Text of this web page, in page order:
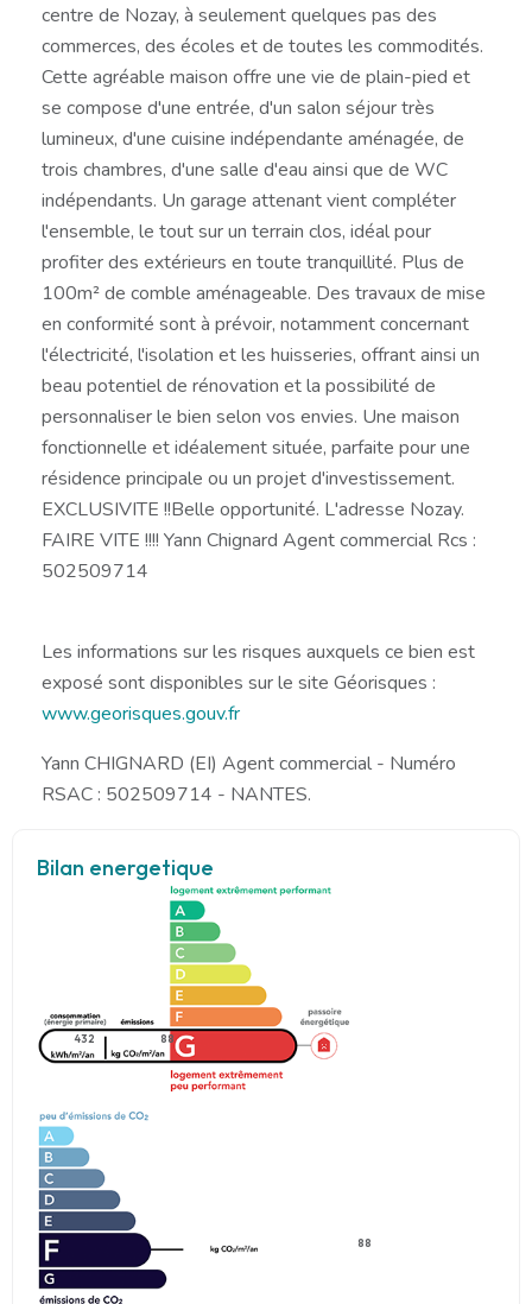
centre de Nozay, à seulement quelques pas des
commerces, des écoles et de toutes les commodités.
Cette agréable maison offre une vie de plain-pied et
se compose d'une entrée, d'un salon séjour très
lumineux, d'une cuisine indépendante aménagée, de
trois chambres, d'une salle d'eau ainsi que de WC
indépendants. Un garage attenant vient compléter
l'ensemble, le tout sur un terrain clos, idéal pour
profiter des extérieurs en toute tranquillité. Plus de
100m² de comble aménageable. Des travaux de mise
en conformité sont à prévoir, notamment concernant
l'électricité, l'isolation et les huisseries, offrant ainsi un
beau potentiel de rénovation et la possibilité de
personnaliser le bien selon vos envies. Une maison
fonctionnelle et idéalement située, parfaite pour une
résidence principale ou un projet d'investissement.
EXCLUSIVITE !!Belle opportunité. L'adresse Nozay.
FAIRE VITE !!!! Yann Chignard Agent commercial Rcs :
502509714
Les informations sur les risques auxquels ce bien est
exposé sont disponibles sur le site Géorisques :
www.georisques.gouv.fr
Yann CHIGNARD (EI) Agent commercial - Numéro
RSAC : 502509714 - NANTES.
Bilan energetique
432 88
88